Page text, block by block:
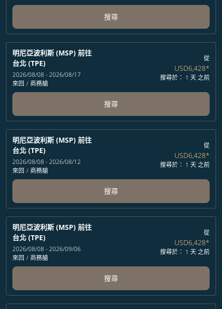
搜尋
明尼亞波利斯 (MSP) 前往
台北 (TPE)
2026/08/08 - 2026/08/17
來回 / 商務艙
從
USD6,428*
搜尋於： 1 天 之前
搜尋
明尼亞波利斯 (MSP) 前往
台北 (TPE)
2026/08/08 - 2026/08/12
來回 / 商務艙
從
USD6,428*
搜尋於： 1 天 之前
搜尋
明尼亞波利斯 (MSP) 前往
台北 (TPE)
2026/08/08 - 2026/09/06
來回 / 商務艙
從
USD6,428*
搜尋於： 1 天 之前
搜尋